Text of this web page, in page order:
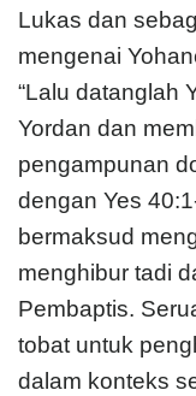
Lukas dan
mengenai
“Lalu datanglah
Yordan dan
pengampunan
dengan Yes
bermaksud
menghibur tadi
Pembaptis.
tobat untuk
dalam konteks